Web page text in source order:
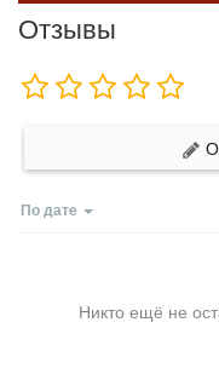
Отзывы
По дате
Никто ещё не